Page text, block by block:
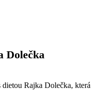
Dolečka
Rajka Dolečka, která